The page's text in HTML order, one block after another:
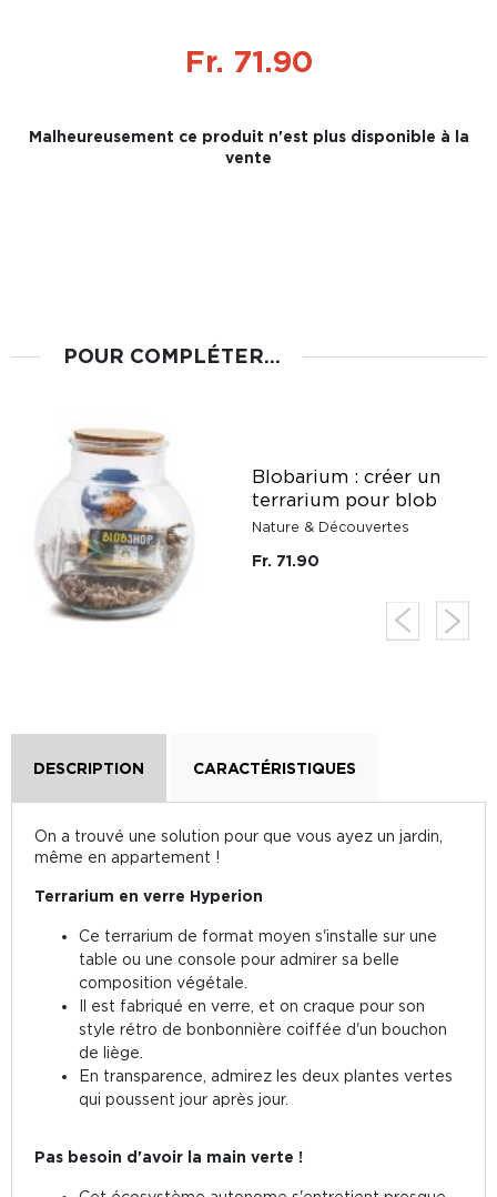
Fr. 71.90
Malheureusement ce produit n'est plus disponible à la
vente
POUR COMPLÉTER...
Blobarium : créer un
terrarium pour blob
Nature & Découvertes
Fr. 71.90
DESCRIPTION CARACTÉRISTIQUES
On a trouvé une solution pour que vous ayez un jardin,
même en appartement !
Terrarium en verre Hyperion
Ce terrarium de format moyen s'installe sur une
table ou une console pour admirer sa belle
composition végétale.
Il est fabriqué en verre, et on craque pour son
style rétro de bonbonnière coiffée d'un bouchon
de liège.
En transparence, admirez les deux plantes vertes
qui poussent jour après jour.
Pas besoin d'avoir la main verte !